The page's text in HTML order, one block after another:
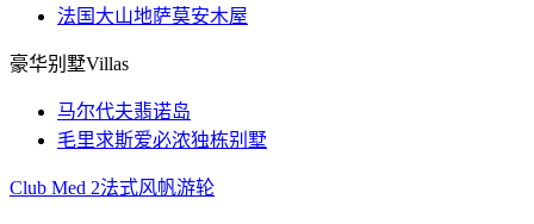
法国大山地萨莫安木屋
豪华别墅Villas
马尔代夫翡诺岛
毛里求斯爱必浓独栋别墅
Club Med 2法式风帆游轮